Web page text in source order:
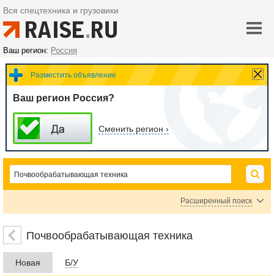
Вся спецтехника и грузовики
Ваш регион: Россия
Разместить объявление
Ваш регион Россия?
Сменить регион ›
Расширенный поиск
Бороны пружинные
Бороны пружинно-зубовые
Почвообрабатывающая техника
Новая Б/У